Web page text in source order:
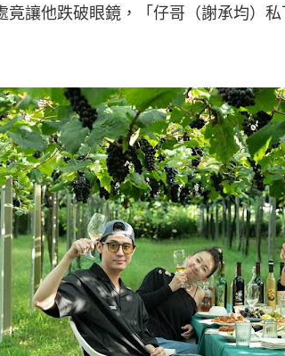
竟讓他跌破眼鏡，「仔哥（謝承均）